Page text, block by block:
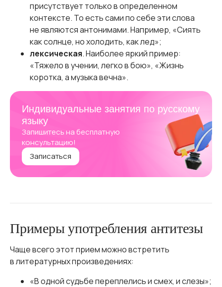
присутствует только в определенном
контексте. То есть сами по себе эти слова
не являются антонимами. Например, «Сиять
как солнце, но холодить, как лед»;
лексическая. Наиболее яркий пример:
«Тяжело в учении, легко в бою», «Жизнь
коротка, а музыка вечна».
Индивидуальные занятия по русскому
языку
Запишитесь на бесплатную
консультацию!
Записаться
Примеры употребления антитезы
Чаще всего этот прием можно встретить
в литературных произведениях:
«В одной судьбе переплелись и смех, и слезы»;